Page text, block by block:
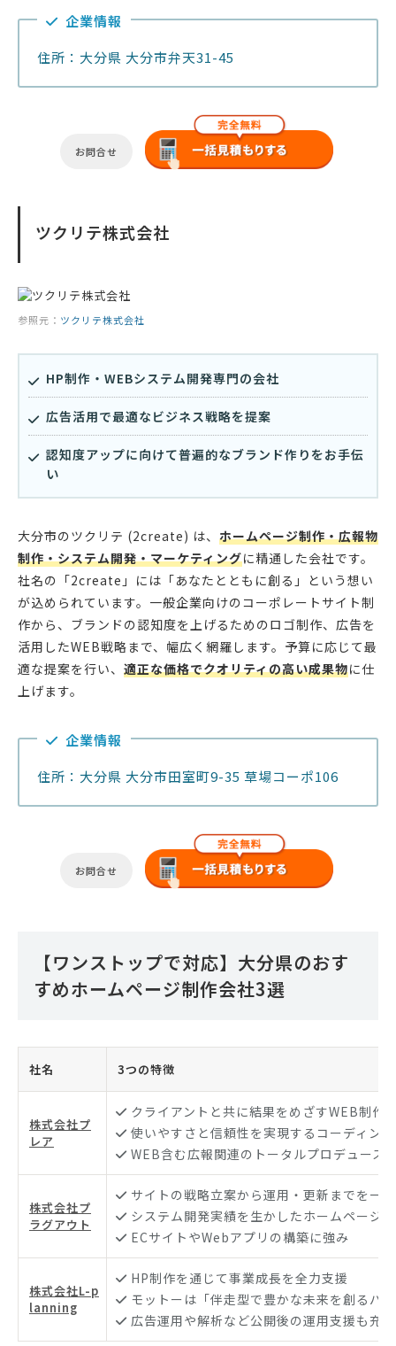
企業情報
住所：大分県 大分市弁天31-45
お問合せ
ツクリテ株式会社
参照元： ツクリテ株式会社
HP制作・WEBシステム開発専門の会社
広告活用で最適なビジネス戦略を提案
認知度アップに向けて普遍的なブランド作りをお手伝
い
大分市のツクリテ (2create) は、 ホームページ制作・広報物
制作・システム開発・マーケティングに精通した会社です。
社名の「2create」には「あなたとともに創る」という想い
が込められています。一般企業向けのコーポレートサイト制
作から、ブランドの認知度を上げるためのロゴ制作、広告を
活用したWEB戦略まで、幅広く網羅します。予算に応じて最
適な提案を行い、 適正な価格でクオリティの高い成果物に仕
上げます。
企業情報
住所：大分県 大分市田室町9-35 草場コーポ106
お問合せ
【ワンストップで対応】大分県のおす
すめホームページ制作会社3選
社名 3つの特徴
株式会社プ
レア
クライアントと共に結果をめざすWEB制作
使いやすさと信頼性を実現するコーディン
WEB含む広報関連のトータルプロデュース
株式会社プ
ラグアウト
サイトの戦略立案から運用・更新までを一
システム開発実績を生かしたホームページ
ECサイトやWebアプリの構築に強み
株式会社L-p
lanning
HP制作を通じて事業成長を全力支援
モットーは「伴走型で豊かな未来を創るパ
広告運用や解析など公開後の運用支援も充実